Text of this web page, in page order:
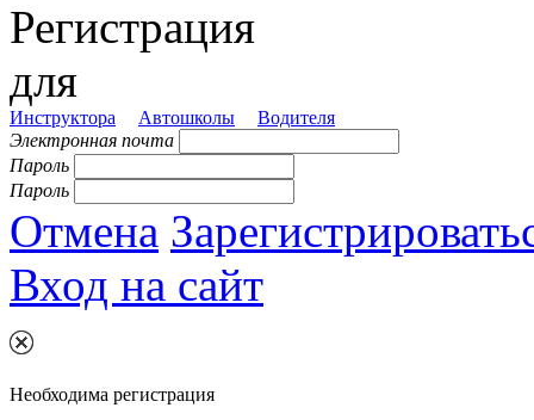
Регистрация
для
Инструктора Автошколы
Водителя
Электронная почта
Пароль
Пароль
Отмена
Вход на сайт
Необходима регистрация